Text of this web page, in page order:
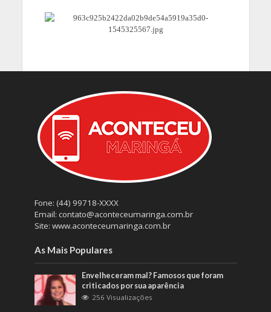
Fone: (44) 99718-XXXX
Email: contato@aconteceumaringa.com.br
Site: www.aconteceumaringa.com.br
As Mais Populares
Envelheceram mal? Famosos que foram
criticados por sua aparência
256 Visualizações